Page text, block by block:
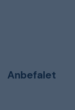
Anbefalet